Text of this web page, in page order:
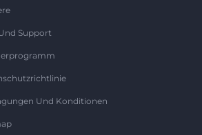
Support
Und Konditionen